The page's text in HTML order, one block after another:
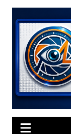
Skip
content